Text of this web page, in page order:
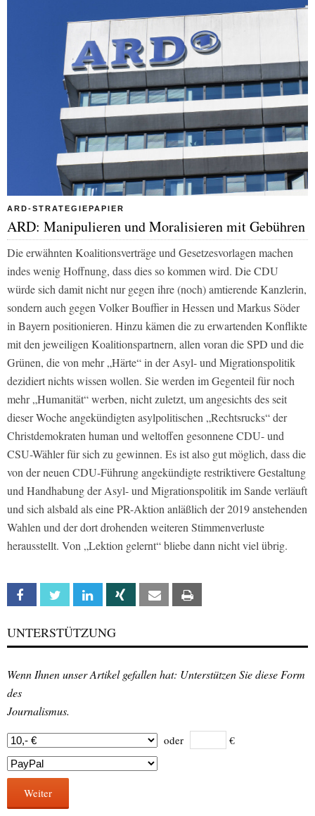
ARD-STRATEGIEPAPIER
ARD: Manipulieren und Moralisieren mit Gebühren
Die erwähnten Koalitionsverträge und Gesetzesvorlagen machen
indes wenig Hoffnung, dass dies so kommen wird. Die CDU
würde sich damit nicht nur gegen ihre (noch) amtierende Kanzlerin,
sondern auch gegen Volker Bouffier in Hessen und Markus Söder
in Bayern positionieren. Hinzu kämen die zu erwartenden Konflikte
mit den jeweiligen Koalitionspartnern, allen voran die SPD und die
Grünen, die von mehr „Härte“ in der Asyl- und Migrationspolitik
dezidiert nichts wissen wollen. Sie werden im Gegenteil für noch
mehr „Humanität“ werben, nicht zuletzt, um angesichts des seit
dieser Woche angekündigten asylpolitischen „Rechtsrucks“ der
Christdemokraten human und weltoffen gesonnene CDU- und
CSU-Wähler für sich zu gewinnen. Es ist also gut möglich, dass die
von der neuen CDU-Führung angekündigte restriktivere Gestaltung
und Handhabung der Asyl- und Migrationspolitik im Sande verläuft
und sich alsbald als eine PR-Aktion anläßlich der 2019 anstehenden
Wahlen und der dort drohenden weiteren Stimmenverluste
herausstellt. Von „Lektion gelernt“ bliebe dann nicht viel übrig.
Facebook Twitter Linkedin Xing Email
UNTERSTÜTZUNG
Wenn Ihnen unser Artikel gefallen hat: Unterstützen Sie diese Form
des
Journalismus.
oder €
Weiter